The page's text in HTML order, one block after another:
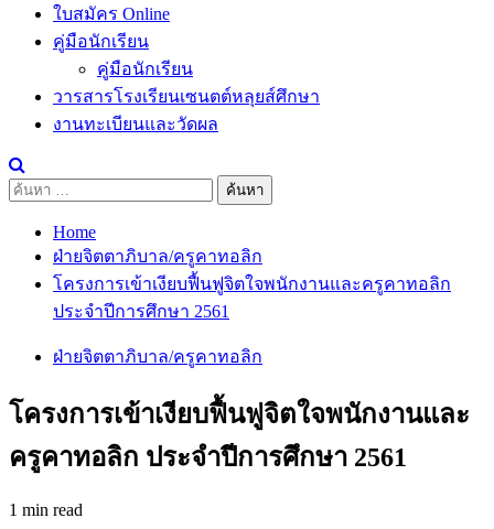
ใบสมัคร Online
คู่มือนักเรียน
คู่มือนักเรียน
วารสารโรงเรียนเซนตต์หลุยส์ศึกษา
งานทะเบียนและวัดผล
ค้นหา
Home
ฝ่ายจิตตาภิบาล/ครูคาทอลิก
โครงการเข้าเงียบฟื้นฟูจิตใจพนักงานและครูคาทอลิก
ประจำปีการศึกษา 2561
ฝ่ายจิตตาภิบาล/ครูคาทอลิก
โครงการเข้าเงียบฟื้นฟูจิตใจพนักงานและ
ครูคาทอลิก ประจำปีการศึกษา 2561
1 min read